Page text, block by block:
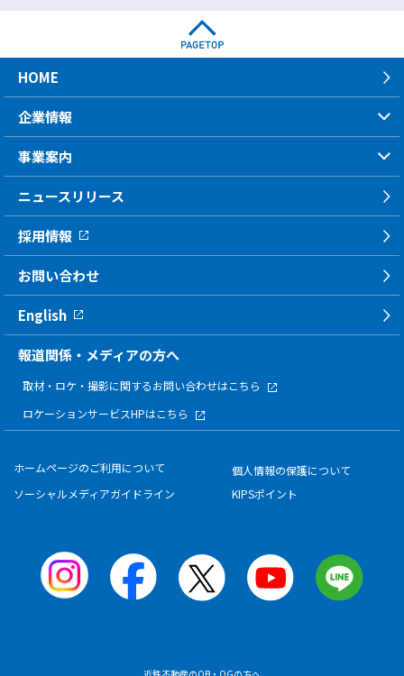
HOME
企業情報
事業案内
ニュースリリース
採用情報
お問い合わせ
English
報道関係・メディアの方へ
取材・ロケ・撮影に関するお問い合わせはこちら
ロケーションサービスHPはこちら
ホームページのご利用について
個人情報の保護について
ソーシャルメディアガイドライン
KIPSポイント